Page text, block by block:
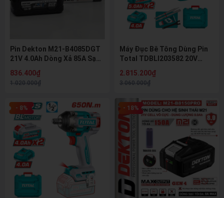
Pin Dekton M21-B4085DGT
21V 4.0Ah Dòng Xả 85A Sạc
M21 Chính Hãng
836.400₫
1.020.000₫
Máy Đục Bê Tông Dùng Pin
Total TDBLI203582 20V
2 Pin 5.0Ah Và Sạc
2.815.200₫
3.060.000₫
- 8% - 18%